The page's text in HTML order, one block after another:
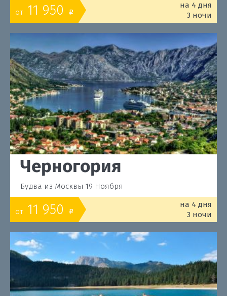
от 11 950 o
на 4 дня
3 ночи
Черногория
Будва из Москвы 19 Ноября
от 11 950 o
на 4 дня
3 ночи